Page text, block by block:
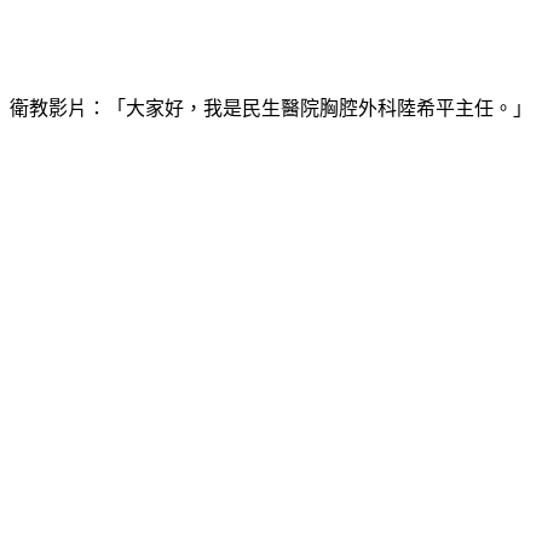
衛教影片：「大家好，我是民生醫院胸腔外科陸希平主任。」